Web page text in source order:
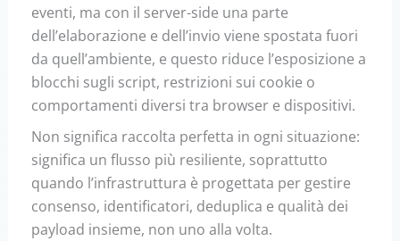
eventi, ma con il server-side una parte
dell’elaborazione e dell’invio viene spostata fuori
da quell’ambiente, e questo riduce l’esposizione a
blocchi sugli script, restrizioni sui cookie o
comportamenti diversi tra browser e dispositivi.
Non significa raccolta perfetta in ogni situazione:
significa un flusso più resiliente, soprattutto
quando l’infrastruttura è progettata per gestire
consenso, identificatori, deduplica e qualità dei
payload insieme, non uno alla volta.